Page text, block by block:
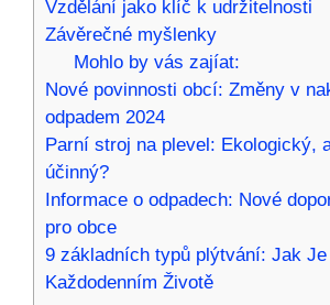
Vzdělání jako klíč k udržitelnosti
Závěrečné myšlenky
Mohlo by vás zajíat:
Nové povinnosti obcí: Změny v
odpadem 2024
Parní stroj na plevel: Ekologický,
účinný?
Informace o odpadech: Nové
pro obce
9 základních typů plýtvání: Jak
Každodenním Životě